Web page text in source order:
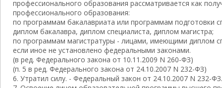
профессионального образования рассматривается как
профессионального образования:
по программам бакалавриата или программам подготовки
диплом бакалавра, диплом специалиста, диплом магистра;
по программам магистратуры - лицами, имеющими диплом
если иное не установлено федеральными законами.
(в ред. Федерального закона от 10.11.2009 N 260-ФЗ)
(п. 5 в ред. Федерального закона от 24.10.2007 N 232-ФЗ)
6. Утратил силу. - Федеральный закон от 24.10.2007 N 232-ФЗ.